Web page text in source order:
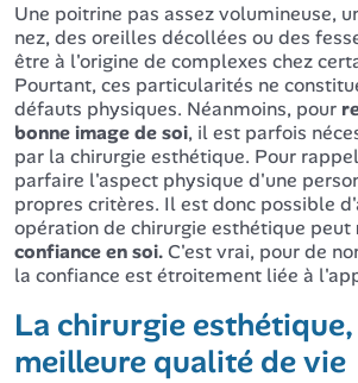
Une poitrine pas assez volumineuse,
nez, des oreilles décollées ou des
être à l'origine de complexes chez
Pourtant, ces particularités ne
défauts physiques. Néanmoins, pour
bonne image de soi, il est parfois
par la chirurgie esthétique. Pour
parfaire l'aspect physique d'une
propres critères. Il est donc possible
opération de chirurgie esthétique peut
confiance en soi.C'est vrai, pour de
la confiance est étroitement liée à
La chirurgie
meilleure qualité de vie